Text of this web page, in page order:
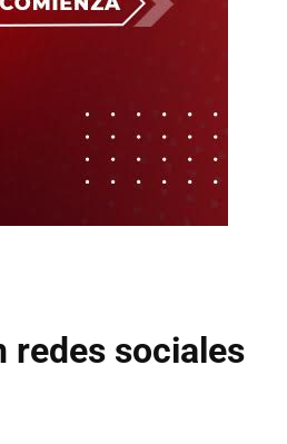
redes sociales